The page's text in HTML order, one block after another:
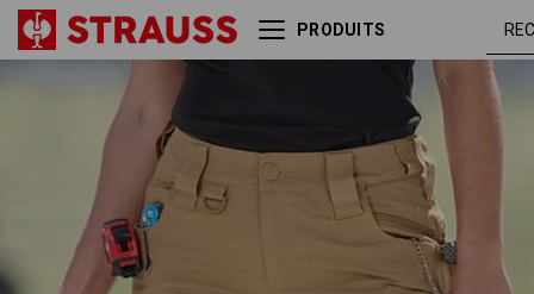
PRODUITS
Pantalon à taille élast.
amande